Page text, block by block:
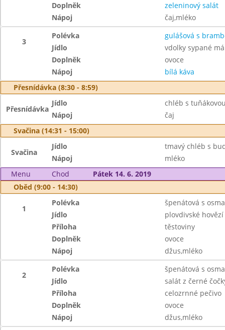
Doplněk
zeleninový salát
Nápoj
čaj,mléko
3
Polévka
gulášová s
Jídlo
vdolky sypané
Doplněk
ovoce
Nápoj
bílá káva
Přesnídávka (8:30 - 8:59)
Přesnídávka
Jídlo
chléb s
Nápoj
čaj
Svačina (14:31 - 15:00)
Svačina
Jídlo
tmavý chléb s
Nápoj
mléko
Menu
Chod
Pátek 14. 6. 2019
Oběd (9:00 - 14:30)
1
Polévka
špenátová s
Jídlo
plovdivské
Příloha
těstoviny
Doplněk
ovoce
Nápoj
džus,mléko
2
Polévka
špenátová s
Jídlo
salát z černé
Příloha
celozrnné pečivo
Doplněk
ovoce
Nápoj
džus,mléko